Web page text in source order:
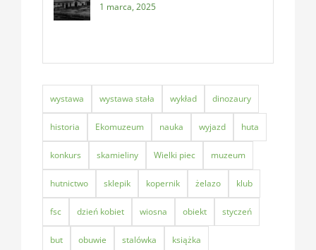
1 marca, 2025
wystawa wystawa stała wykład dinozaury
historia Ekomuzeum nauka wyjazd huta
konkurs skamieliny Wielki piec muzeum
hutnictwo sklepik kopernik żelazo klub
fsc dzień kobiet wiosna obiekt styczeń
but obuwie stalówka książka